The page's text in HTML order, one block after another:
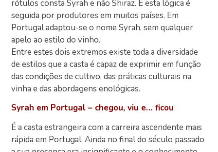
rótulos consta Syrah e não Shiraz. E esta lógica é
seguida por produtores em muitos países. Em
Portugal adaptou-se o nome Syrah, sem qualquer
apelo ao estilo do vinho.
Entre estes dois extremos existe toda a diversidade
de estilos que a casta é capaz de exprimir em função
das condições de cultivo, das práticas culturais na
vinha e das abordagens enológicas.
Syrah em Portugal – chegou, viu e… ficou
É a casta estrangeira com a carreira ascendente mais
rápida em Portugal. Ainda no final do século passado